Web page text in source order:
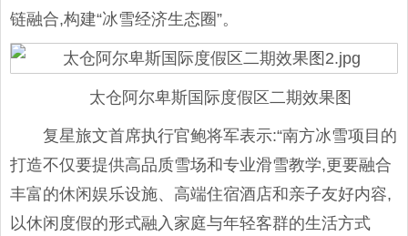
链融合,构建“冰雪经济生态圈”。
太仓阿尔卑斯国际度假区二期效果图
复星旅文首席执行官鲍将军表示:“南方冰雪项目的
打造不仅要提供高品质雪场和专业滑雪教学,更要融合
丰富的休闲娱乐设施、高端住宿酒店和亲子友好内容,
以休闲度假的形式融入家庭与年轻客群的生活方式